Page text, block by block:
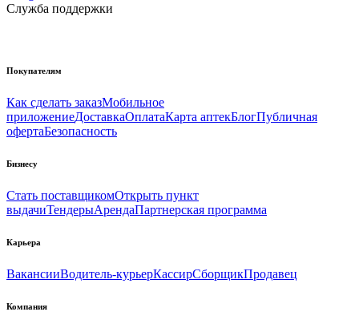
Служба поддержки
Покупателям
Как сделать заказМобильное
приложениеДоставкаОплатаКарта аптекБлогПубличная
офертаБезопасность
Бизнесу
Стать поставщикомОткрыть пункт
выдачиТендерыАрендаПартнерская программа
Карьера
ВакансииВодитель-курьерКассирСборщикПродавец
Компания